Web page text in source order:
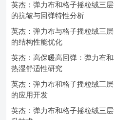
英杰：弹力布和格子摇粒绒三
的抗皱与回弹特性分析
英杰：弹力布与格子摇粒绒三
的结构性能优化
英杰：高保暖高回弹：弹力布
热湿舒适性研究
英杰：弹力布和格子摇粒绒三
的应用开发
英杰：弹力布和格子摇粒绒三